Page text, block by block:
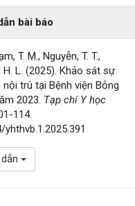
bài báo
T. M., Nguyễn, T. T.,
H. L. (2025). Khảo sát sự
trú tại Bệnh viện Bỏng
2023. Tạp chí Y học
114.
dẫn